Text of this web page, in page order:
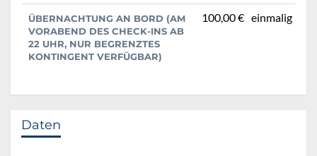
ÜBERNACHTUNG AN BORD (AM
VORABEND DES CHECK-INS AB
22 UHR, NUR BEGRENZTES
KONTINGENT VERFÜGBAR)
100,00 € einmalig
Daten